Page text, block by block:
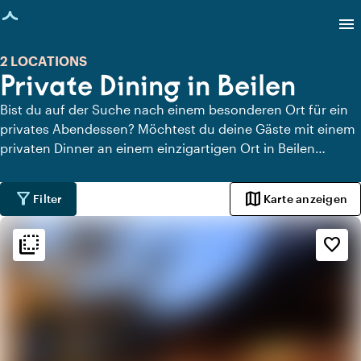
geladen
menu
Private Dining in Beilen
2 LOCATIONS
Bist du auf der Suche nach einem besonderen Ort für ein
privates Abendessen? Möchtest du deine Gäste mit einem
privaten Dinner an einem einzigartigen Ort in Beilen
einfach alle Locations in Beilen, an denen du in aller Ruhe
dinieren kannst. Schau dir alle privaten Dining-Locations
für ein köstliches privates Dinner an.
filter_alt Filter map Karte anzeigen
flip_to_back favorite_border
flip_to_back Ambiente und Ästhetik
info
Ländlich
Modernes Design